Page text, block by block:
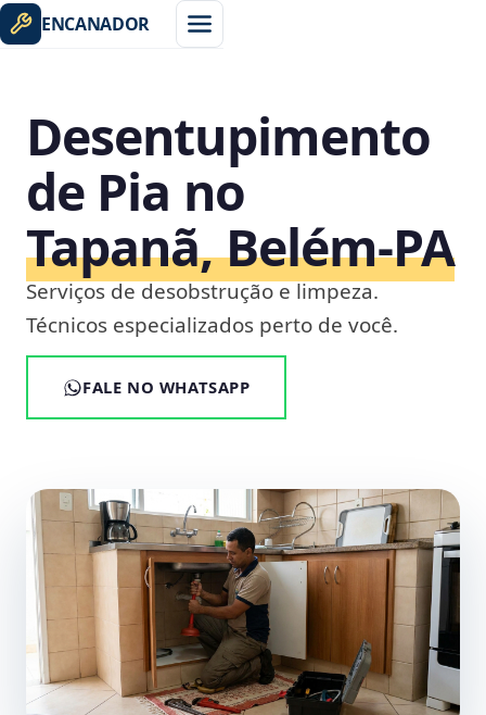
ENCANADOR
Desentupimento
de Pia no
Tapanã, Belém‑PA
Serviços de desobstrução e limpeza.
Técnicos especializados perto de você.
FALE NO WHATSAPP